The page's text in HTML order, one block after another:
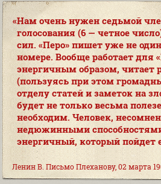
Нам очень нужен седьмой
голосования (6 — четное
сил. «Перо» пишет уже не
номере. Вообще работает
энергичным образом, читает
(пользуясь при этом
отделу статей и заметок на
будет не только весьма
необходим. Человек,
недюжинными
энергичный, который пойдет
Ленин В. Письмо Плеханову, 02 марта